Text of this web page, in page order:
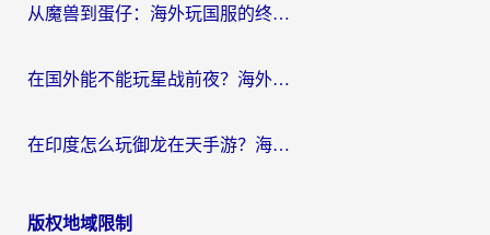
从魔兽到蛋仔：海外玩国服的终极加速指南，找到你的专属高速通道
在国外能不能玩星战前夜？海外党国服游戏不卡顿的秘密武器在这里
在印度怎么玩御龙在天手游？海外党畅玩国服的终极生存指南
版权地域限制